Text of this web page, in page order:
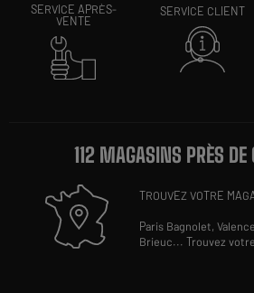
SERVICE APRÈS-
VENTE
SERVICE CLIENT
112 MAGASINS PRÈS DE
TROUVEZ VOTRE
Paris Bagnolet,
Brieuc...Trouvez